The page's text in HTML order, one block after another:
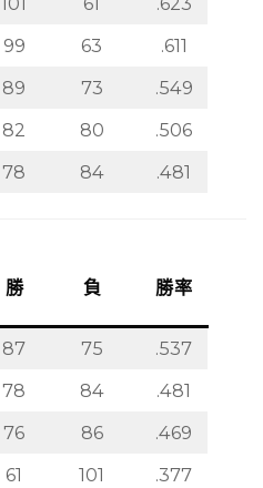
99 63
.611
89 73
.549
82 80
.506
78 84 .481
勝 負 勝率
87 75
.537
78 84
.481
76 86
.469
61 101
.377